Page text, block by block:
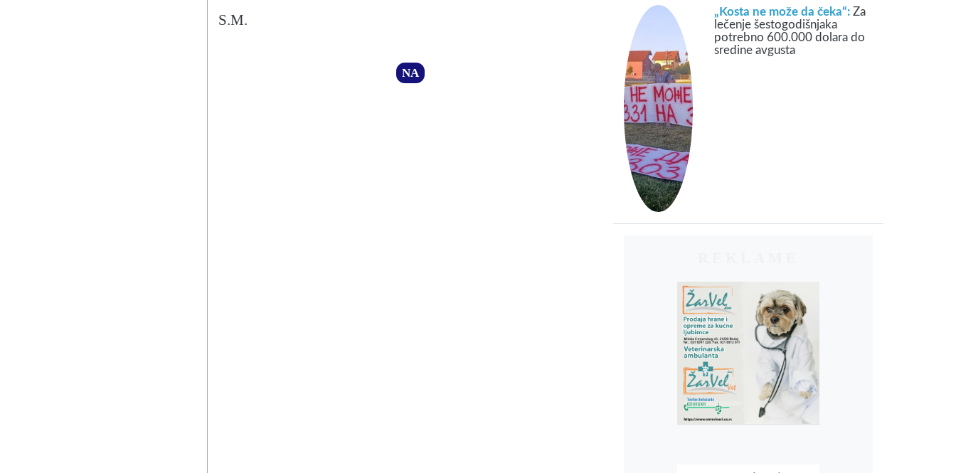
S.M.
NA
„Kosta ne može da čeka“: Za
lečenje šestogodišnjaka
potrebno 600.000 dolara do
sredine avgusta